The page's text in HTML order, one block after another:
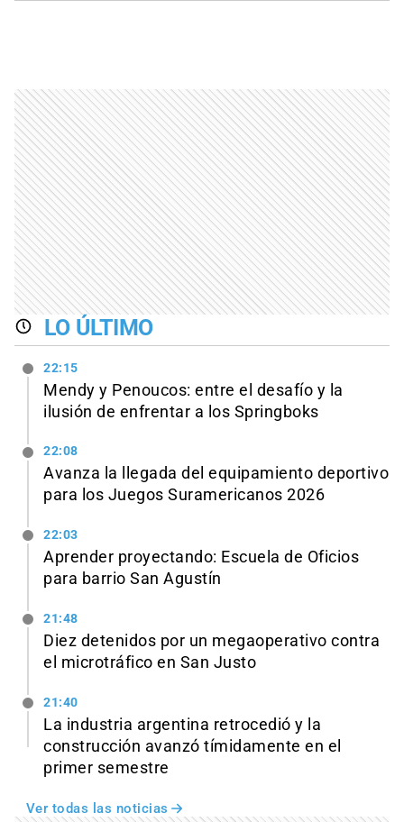
LO ÚLTIMO
22:15
Mendy y Penoucos: entre el desafío y la
ilusión de enfrentar a los Springboks
22:08
Avanza la llegada del equipamiento deportivo
para los Juegos Suramericanos 2026
22:03
Aprender proyectando: Escuela de Oficios
para barrio San Agustín
21:48
Diez detenidos por un megaoperativo contra
el microtráfico en San Justo
21:40
La industria argentina retrocedió y la
construcción avanzó tímidamente en el
primer semestre
Ver todas las noticias